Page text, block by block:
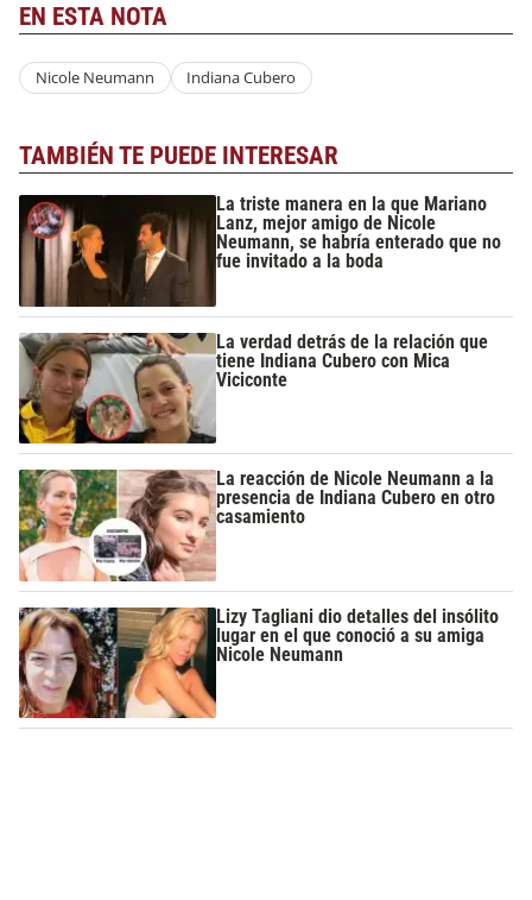
EN ESTA NOTA
Nicole Neumann Indiana Cubero
TAMBIÉN TE PUEDE INTERESAR
La triste manera en la que Mariano
Lanz, mejor amigo de Nicole
Neumann, se habría enterado que no
fue invitado a la boda
La verdad detrás de la relación que
tiene Indiana Cubero con Mica
Viciconte
La reacción de Nicole Neumann a la
presencia de Indiana Cubero en otro
casamiento
Lizy Tagliani dio detalles del insólito
lugar en el que conoció a su amiga
Nicole Neumann